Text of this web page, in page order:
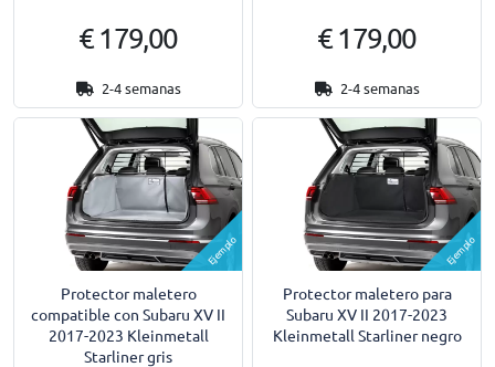
€ 179,00
2-4 semanas
€ 179,00
2-4 semanas
Ejemplo
Protector maletero
compatible con Subaru XV II
2017-2023 Kleinmetall
Starliner gris
Ejemplo
Protector maletero para
Subaru XV II 2017-2023
Kleinmetall Starliner negro